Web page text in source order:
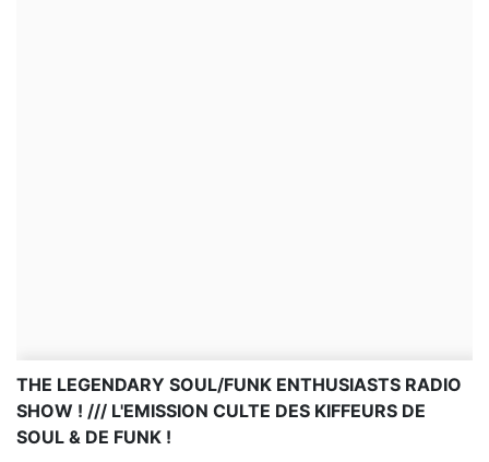
THE LEGENDARY SOUL/FUNK ENTHUSIASTS RADIO
SHOW ! /// L'EMISSION CULTE DES KIFFEURS DE
SOUL & DE FUNK !